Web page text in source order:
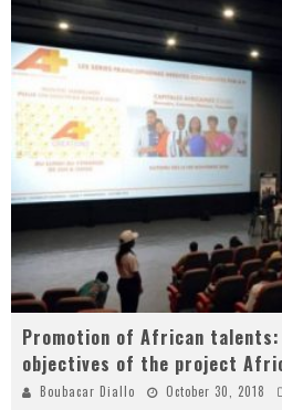
Promotion of African
objectives of the project
Boubacar Diallo October 30, 2018